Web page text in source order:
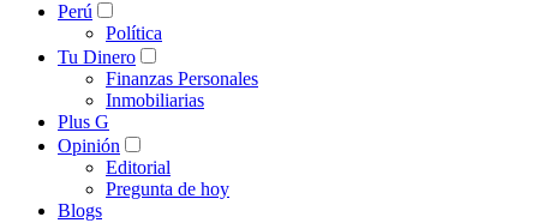
Perú
Política
Tu Dinero
Finanzas Personales
Inmobiliarias
Plus G
Opinión
Editorial
Pregunta de hoy
Blogs